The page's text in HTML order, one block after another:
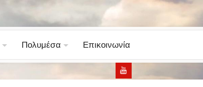
Πολυμέσα Επικοινωνία